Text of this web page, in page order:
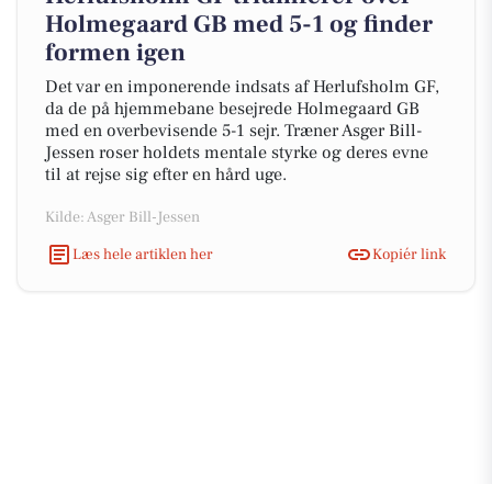
Holmegaard GB med 5-1 og finder
formen igen
Det var en imponerende indsats af Herlufsholm GF,
da de på hjemmebane besejrede Holmegaard GB
med en overbevisende 5-1 sejr. Træner Asger Bill-
Jessen roser holdets mentale styrke og deres evne
til at rejse sig efter en hård uge.
Kilde: Asger Bill-Jessen
Læs hele artiklen her
Kopiér link